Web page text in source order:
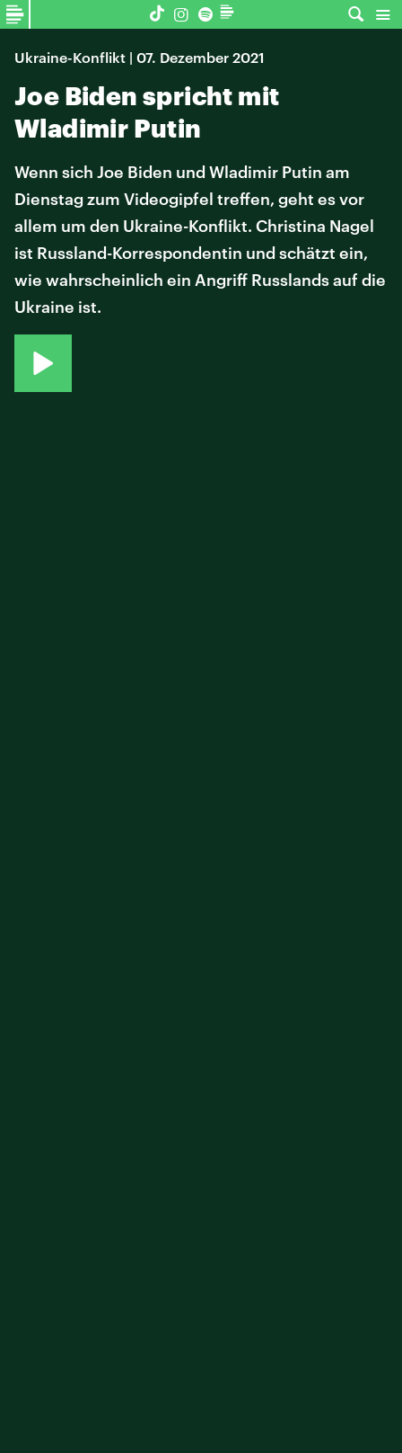
Ukraine-Konflikt | 07. Dezember 2021
Joe Biden spricht mit
Wladimir Putin
Wenn sich Joe Biden und Wladimir Putin am
Dienstag zum Videogipfel treffen, geht es vor
allem um den Ukraine-Konflikt. Christina Nagel
ist Russland-Korrespondentin und schätzt ein,
wie wahrscheinlich ein Angriff Russlands auf die
Ukraine ist.